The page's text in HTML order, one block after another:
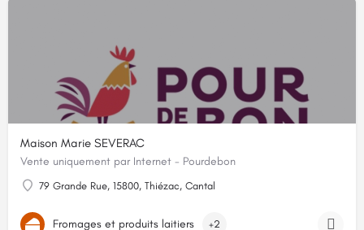
Maison Marie SEVERAC
Vente uniquement par Internet - Pourdebon
79 Grande Rue, 15800, Thiézac, Cantal
Fromages et produits laitiers +2